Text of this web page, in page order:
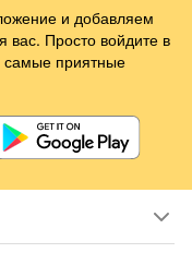
и добавляем
вас. Просто войдите в
самые приятные